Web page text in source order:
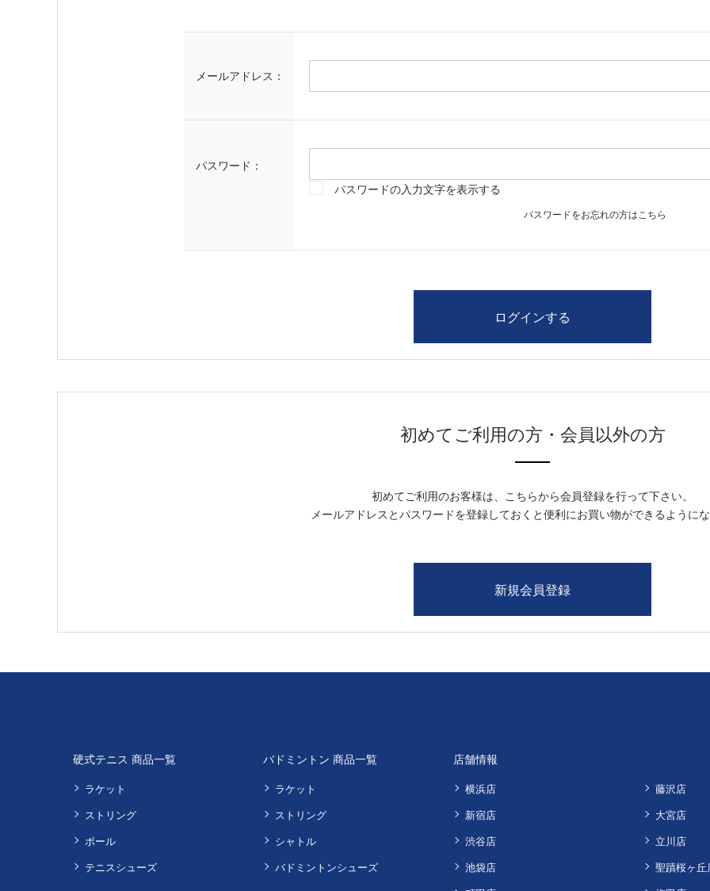
メールアドレス：
パスワード：
パスワードの入力文字を表示する
パスワードをお忘れの方はこちら
初めてご利用の方・会員以外の方
初めてご利用のお客様は、こちらから会員登録を行って下さい。
メールアドレスとパスワードを登録しておくと便利にお買い物ができるように
硬式テニス 商品一覧
ラケット
ストリング
ボール
テニスシューズ
バドミントン 商品一覧
ラケット
ストリング
シャトル
バドミントンシューズ
店舗情報
横浜店
新宿店
渋谷店
池袋店
藤沢店
大宮店
立川店
聖蹟桜ヶ丘